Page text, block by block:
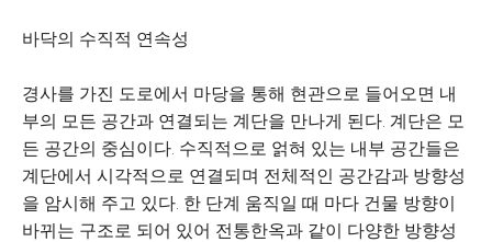
바닥의 수직적 연속성
경사를 가진 도로에서 마당을 통해 현관으로 들어오면 내
부의 모든 공간과 연결되는 계단을 만나게 된다. 계단은 모
든 공간의 중심이다. 수직적으로 얽혀 있는 내부 공간들은
계단에서 시각적으로 연결되며 전체적인 공간감과 방향성
을 암시해 주고 있다. 한 단계 움직일 때 마다 건물 방향이
바뀌는 구조로 되어 있어 전통한옥과 같이 다양한 방향성